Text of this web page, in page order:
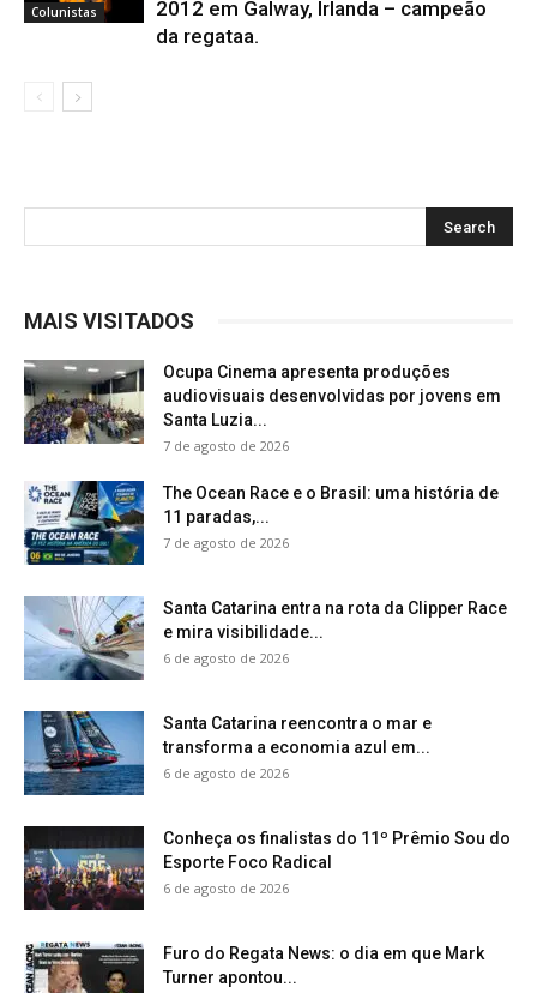
Colunistas
2012 em Galway, Irlanda – campeão
da regataa.
MAIS VISITADOS
Ocupa Cinema apresenta produções
audiovisuais desenvolvidas por jovens em
Santa Luzia...
7 de agosto de 2026
The Ocean Race e o Brasil: uma história de
11 paradas,...
7 de agosto de 2026
Santa Catarina entra na rota da Clipper Race
e mira visibilidade...
6 de agosto de 2026
Santa Catarina reencontra o mar e
transforma a economia azul em...
6 de agosto de 2026
Conheça os finalistas do 11º Prêmio Sou do
Esporte Foco Radical
6 de agosto de 2026
Furo do Regata News: o dia em que Mark
Turner apontou...